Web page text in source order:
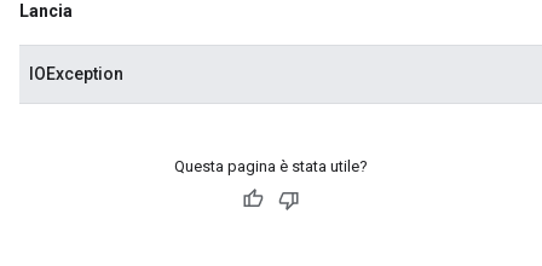
Lancia
IOException
Questa pagina è stata utile?